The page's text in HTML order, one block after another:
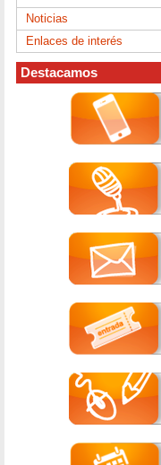
Noticias
Enlaces de interés
Destacamos